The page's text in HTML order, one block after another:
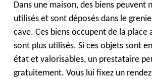
Dans une maison, des biens peuvent
utilisés et sont déposés dans le
cave. Ces biens occupent de la place
sont plus utilisés. Si ces objets sont
état et valorisables, un prestataire
gratuitement. Vous lui fixez un